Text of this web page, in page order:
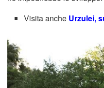
Visita anche Urzulei,